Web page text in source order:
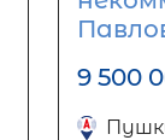
9 500